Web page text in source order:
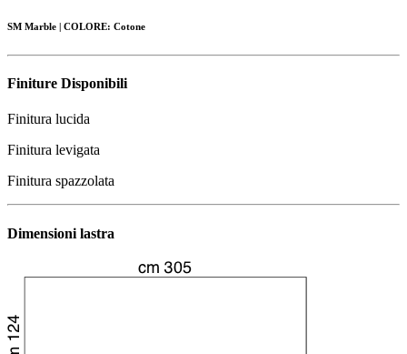
SM Marble | COLORE: Cotone
Finiture Disponibili
Finitura lucida
Finitura levigata
Finitura spazzolata
Dimensioni lastra